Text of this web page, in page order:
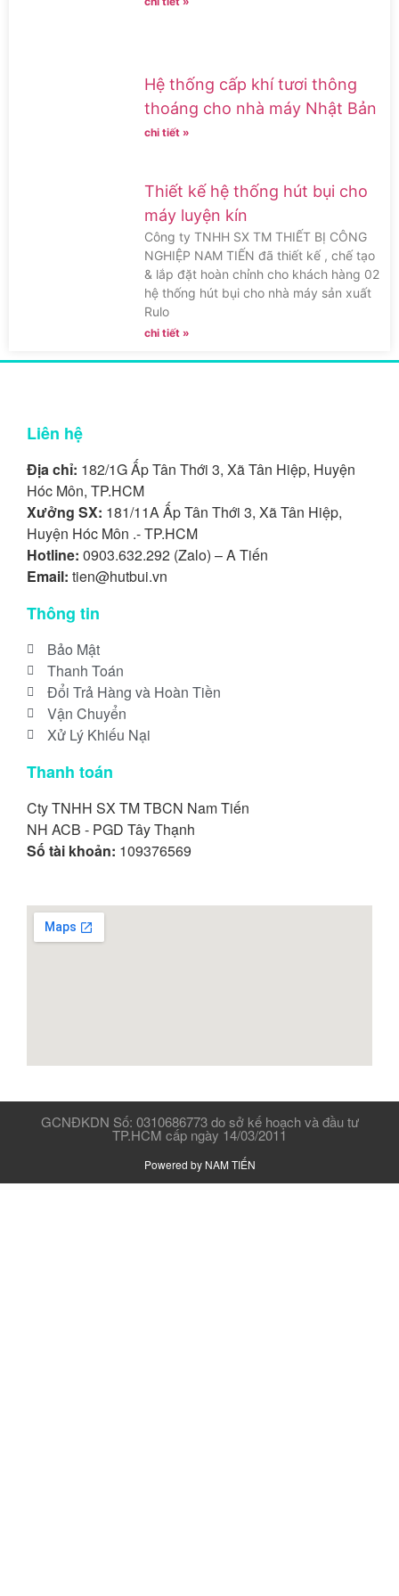
Hệ thống cấp khí tươi thông
thoáng cho nhà máy Nhật Bản
chi tiết »
Thiết kế hệ thống hút bụi cho
máy luyện kín
Công ty TNHH SX TM THIẾT BỊ CÔNG
NGHIỆP NAM TIẾN đã thiết kế , chế tạo
& lắp đặt hoàn chỉnh cho khách hàng 02
hệ thống hút bụi cho nhà máy sản xuất
Rulo
chi tiết »
Liên hệ
Địa chỉ: 182/1G Ấp Tân Thới 3, Xã Tân Hiệp, Huyện
Hóc Môn, TP.HCM
Xưởng SX: 181/11A Ấp Tân Thới 3, Xã Tân Hiệp,
Huyện Hóc Môn .- TP.HCM
Hotline: 0903.632.292 (Zalo) – A Tiến
Email: tien@hutbui.vn
Thông tin
Bảo Mật
Thanh Toán
Đổi Trả Hàng và Hoàn Tiền
Vận Chuyển
Xử Lý Khiếu Nại
Thanh toán
Cty TNHH SX TM TBCN Nam Tiến
NH ACB - PGD Tây Thạnh
Số tài khoản: 109376569
GCNĐKDN Số: 0310686773 do sở kế hoạch và đầu tư
TP.HCM cấp ngày 14/03/2011
Powered by NAM TIẾN